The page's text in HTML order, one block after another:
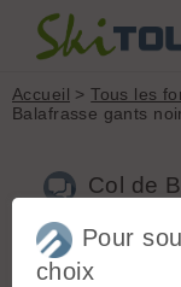
Accueil >Tous les
Balafrasse gants
Col de
Pour
choix